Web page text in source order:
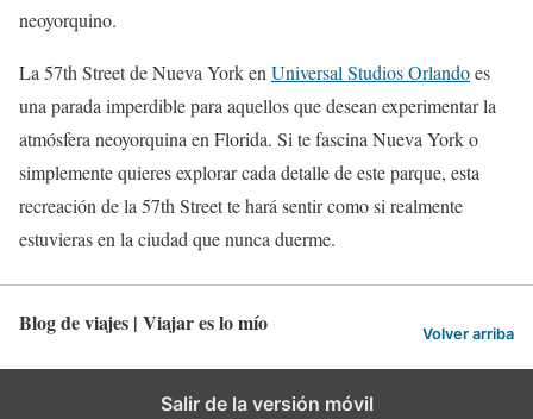
neoyorquino.
La 57th Street de Nueva York en Universal Studios Orlandoes
una parada imperdible para aquellos que desean experimentar la
atmósfera neoyorquina en Florida. Si te fascina Nueva York o
simplemente quieres explorar cada detalle de este parque, esta
recreación de la 57th Street te hará sentir como si realmente
estuvieras en la ciudad que nunca duerme.
Blog de viajes | Viajar es lo mío Volver arriba
Salir de la versión móvil